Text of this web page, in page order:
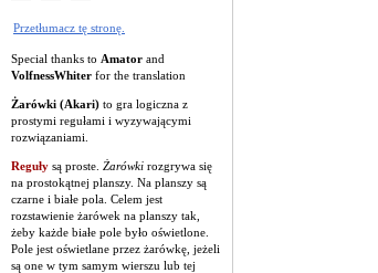
Przetłumacz tę stronę.
Special thanks to Amator and
VolfnessWhiter for the translation
Żarówki (Akari) to gra logiczna z
prostymi regułami i wyzywającymi
rozwiązaniami.
Reguły są proste. Żarówki rozgrywa się
na prostokątnej planszy. Na planszy są
czarne i białe pola. Celem jest
rozstawienie żarówek na planszy tak,
żeby każde białe pole było oświetlone.
Pole jest oświetlane przez żarówkę, jeżeli
są one w tym samym wierszu lub tej